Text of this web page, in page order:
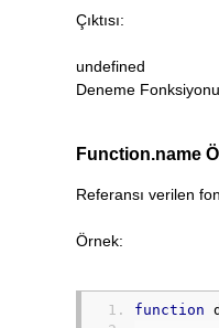
Çıktısı:
undefined
Deneme Fonksiyonu
Function.name
Referansı verilen
Örnek:
function